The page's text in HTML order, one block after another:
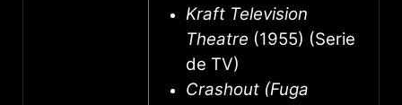
Kraft Television
Theatre (1955) (Serie
de TV)
Crashout (Fuga